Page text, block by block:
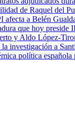
de Raquel del
afecta a Belén
que hoy preside
y Aldo López-
investigación a
política española